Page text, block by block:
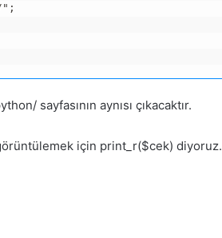
";
sayfasının aynısı çıkacaktır.
için print_r($cek) diyoruz.